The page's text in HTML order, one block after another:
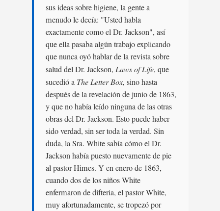
sus ideas sobre higiene, la gente a
menudo le decía: "Usted habla
exactamente como el Dr. Jackson", así
que ella pasaba algún trabajo explicando
que nunca oyó hablar de la revista sobre
salud del Dr. Jackson, Laws of Life, que
sucedió a The Letter Box, sino hasta
después de la revelación de junio de 1863,
y que no había leído ninguna de las otras
obras del Dr. Jackson. Esto puede haber
sido verdad, sin ser toda la verdad. Sin
duda, la Sra. White sabía cómo el Dr.
Jackson había puesto nuevamente de pie
al pastor Himes. Y en enero de 1863,
cuando dos de los niños White
enfermaron de difteria, el pastor White,
muy afortunadamente, se tropezó por